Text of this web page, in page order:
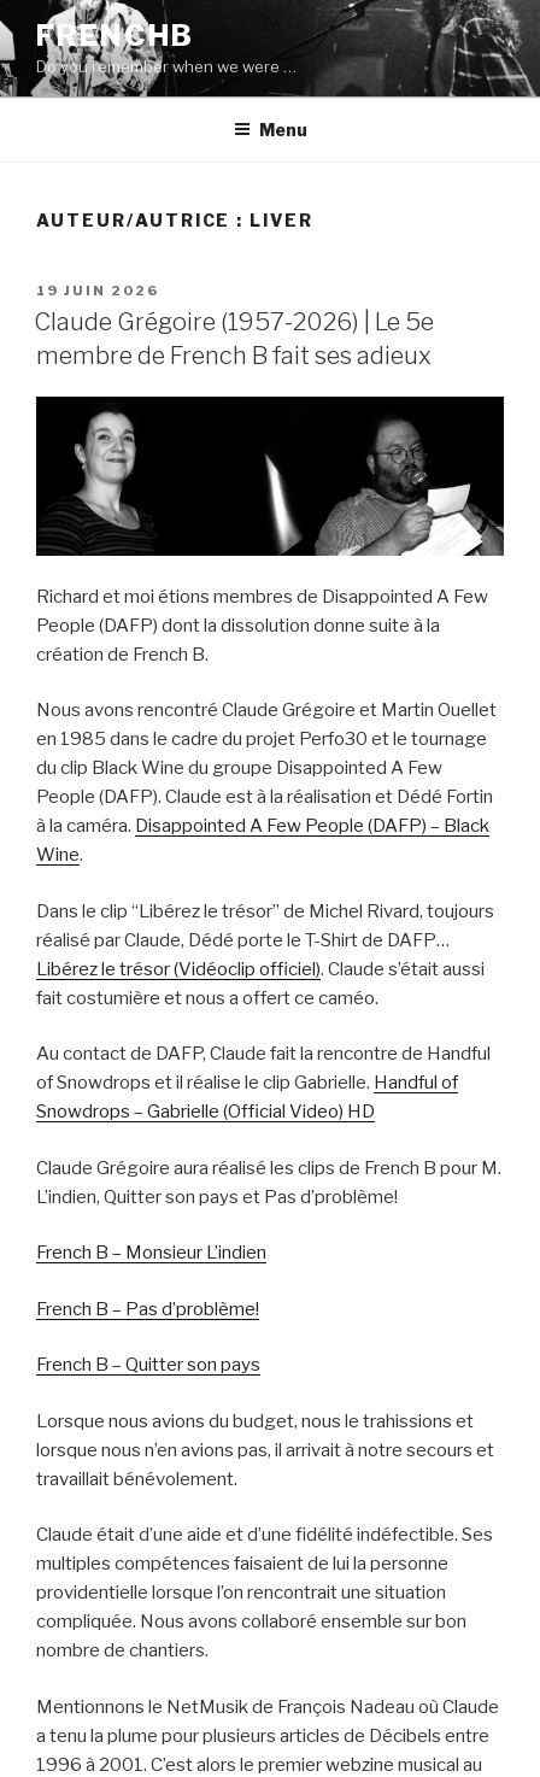
au
contenu
principal
FRENCHB
Do you remember when we were …
Menu
AUTEUR/AUTRICE : LIVER
PUBLIÉ
LE
19 JUIN 2026
Claude Grégoire (1957-2026) | Le 5e
membre de French B fait ses adieux
Richard et moi étions membres de Disappointed A Few
People (DAFP) dont la dissolution donne suite à la
création de French B.
Nous avons rencontré Claude Grégoire et Martin Ouellet
en 1985 dans le cadre du projet Perfo30 et le tournage
du clip Black Wine du groupe Disappointed A Few
People (DAFP). Claude est à la réalisation et Dédé Fortin
à la caméra. Disappointed A Few People (DAFP) – Black
Wine.
Dans le clip “Libérez le trésor” de Michel Rivard, toujours
réalisé par Claude, Dédé porte le T-Shirt de DAFP…
Libérez le trésor (Vidéoclip officiel). Claude s’était aussi
fait costumière et nous a offert ce caméo.
Au contact de DAFP, Claude fait la rencontre de Handful
of Snowdrops et il réalise le clip Gabrielle. Handful of
Snowdrops – Gabrielle (Official Video) HD
Claude Grégoire aura réalisé les clips de French B pour M.
L’indien, Quitter son pays et Pas d’problème!
French B – Monsieur L’indien
French B – Pas d’problème!
French B – Quitter son pays
Lorsque nous avions du budget, nous le trahissions et
lorsque nous n’en avions pas, il arrivait à notre secours et
travaillait bénévolement.
Claude était d’une aide et d’une fidélité indéfectible. Ses
multiples compétences faisaient de lui la personne
providentielle lorsque l’on rencontrait une situation
compliquée. Nous avons collaboré ensemble sur bon
nombre de chantiers.
Mentionnons le NetMusik de François Nadeau où Claude
a tenu la plume pour plusieurs articles de Décibels entre
1996 à 2001. C’est alors le premier webzine musical au